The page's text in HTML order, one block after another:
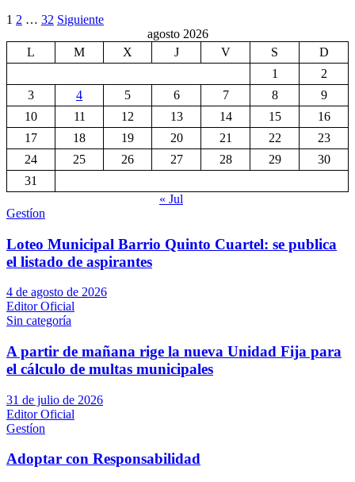
Paginación
de
entradas
1 2 … 32 Siguiente
agosto 2026
L
M X J V S
D
1
2
3
4 5 6 7 8
9
10
11 12 13 14 15
16
17
18 19 20 21 22
23
24
25 26 27 28 29
30
31
« Jul
Gestíon
Loteo Municipal Barrio Quinto Cuartel: se publica
el listado de aspirantes
4 de agosto de 2026
Editor Oficial
Sin categoría
A partir de mañana rige la nueva Unidad Fija para
el cálculo de multas municipales
31 de julio de 2026
Editor Oficial
Gestíon
Adoptar con Responsabilidad